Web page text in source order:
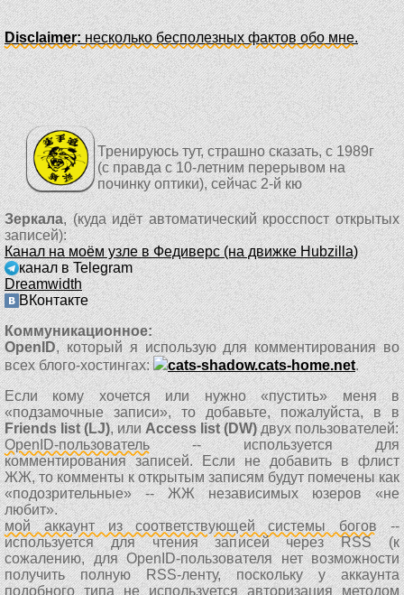
Disclaimer:несколько бесполезных фактов обо мне.
Тренируюсь тут, страшно сказать, с 1989г
(с правда с 10-летним перерывом на
починку оптики), сейчас 2-й кю
Зеркала, (куда идёт автоматический кросспост открытых
записей):
Канал на моём узле в Федиверс (на движке Hubzilla)
канал в Telegram
Dreamwidth
ВКонтакте
Коммуникационное:
OpenID, который я использую для комментирования во
всех блого-хостингах:
cats-shadow.cats-home.net.
Eсли кому хочется или нужно «пустить» меня в
«подзамочные записи», то добавьте, пожалуйста, в в
Friends list (LJ), илиAccess list (DW)двух пользователей:
OpenID-пользователь-- используется для
комментирования записей. Если не добавить в флист
ЖЖ, то комменты к открытым записям будут помечены как
«подозрительные» -- ЖЖ независимых юзеров «не
любит».
мой аккаунт из соответствующей системы богов--
используется для чтения записей через RSS (к
сожалению, для OpenID-пользователя нет возможности
получить полную RSS-ленту, поскольку у аккаунта
подобного типа не используется авторизация методом